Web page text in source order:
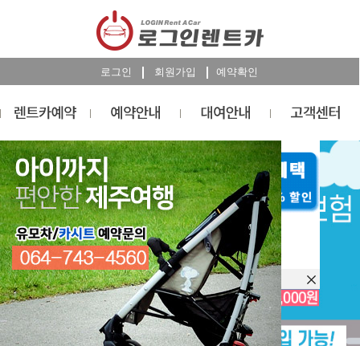
로그인 회원가입 예약확인
렌트카예약
RESERVATION
렌트카 예약하기
오늘 하루 이창을 열지 않습니다.